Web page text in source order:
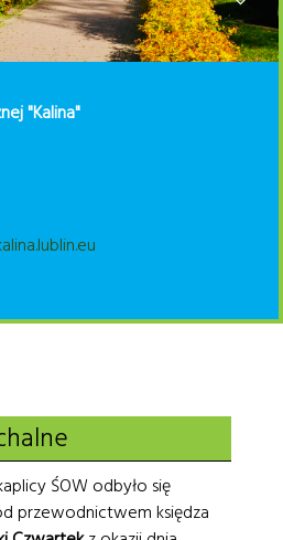
"Kalina"
ŚOW odbyło się
przewodnictwem księdza